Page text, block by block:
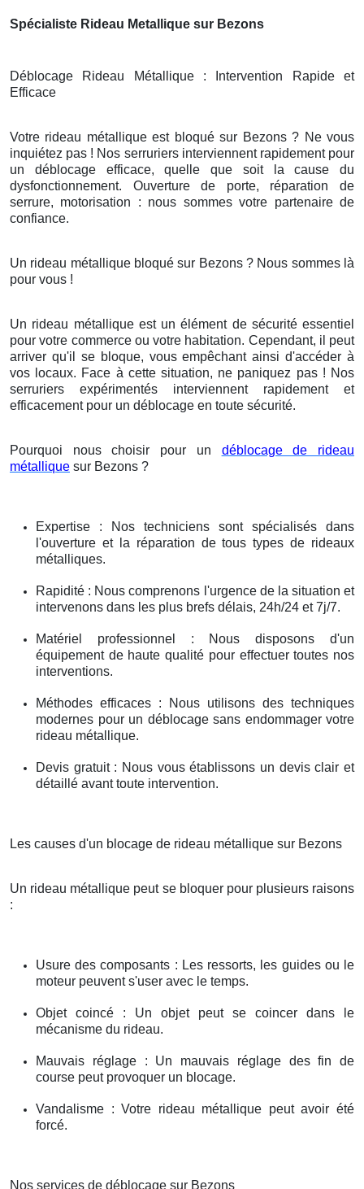
Spécialiste Rideau Metallique sur Bezons
Déblocage Rideau Métallique : Intervention Rapide et
Efficace
Votre rideau métallique est bloqué sur Bezons ? Ne vous
inquiétez pas ! Nos serruriers interviennent rapidement pour
un déblocage efficace, quelle que soit la cause du
dysfonctionnement. Ouverture de porte, réparation de
serrure, motorisation : nous sommes votre partenaire de
confiance.
Un rideau métallique bloqué sur Bezons ? Nous sommes là
pour vous !
Un rideau métallique est un élément de sécurité essentiel
pour votre commerce ou votre habitation. Cependant, il peut
arriver qu'il se bloque, vous empêchant ainsi d'accéder à
vos locaux. Face à cette situation, ne paniquez pas ! Nos
serruriers expérimentés interviennent rapidement et
efficacement pour un déblocage en toute sécurité.
Pourquoi nous choisir pour un déblocage de rideau
métallique sur Bezons ?
Expertise : Nos techniciens sont spécialisés dans
l'ouverture et la réparation de tous types de rideaux
métalliques.
Rapidité : Nous comprenons l'urgence de la situation et
intervenons dans les plus brefs délais, 24h/24 et 7j/7.
Matériel professionnel : Nous disposons d'un
équipement de haute qualité pour effectuer toutes nos
interventions.
Méthodes efficaces : Nous utilisons des techniques
modernes pour un déblocage sans endommager votre
rideau métallique.
Devis gratuit : Nous vous établissons un devis clair et
détaillé avant toute intervention.
Les causes d'un blocage de rideau métallique sur Bezons
Un rideau métallique peut se bloquer pour plusieurs raisons
:
Usure des composants : Les ressorts, les guides ou le
moteur peuvent s'user avec le temps.
Objet coincé : Un objet peut se coincer dans le
mécanisme du rideau.
Mauvais réglage : Un mauvais réglage des fin de
course peut provoquer un blocage.
Vandalisme : Votre rideau métallique peut avoir été
forcé.
Nos services de déblocage sur Bezons